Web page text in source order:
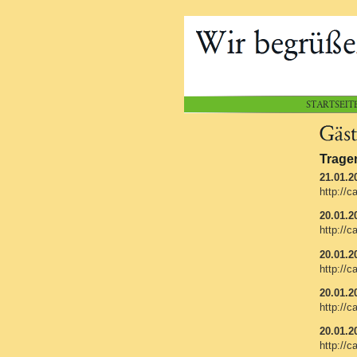
http://
http://
http://
http://
http://